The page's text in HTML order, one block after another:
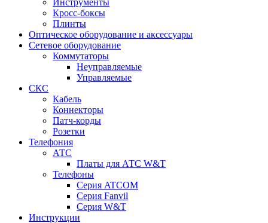
Инструменты
Кросс-боксы
Плинты
Оптическое оборудование и аксессуары
Сетевое оборудование
Коммутаторы
Неуправляемые
Управляемые
СКС
Кабель
Коннекторы
Патч-корды
Розетки
Телефония
АТС
Платы для АТС W&T
Телефоны
Серия ATCOM
Серия Fanvil
Серия W&T
Инструкции